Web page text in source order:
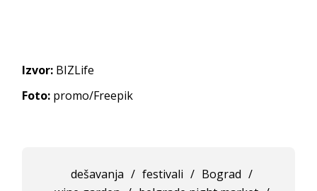
Izvor: BIZLife
Foto: promo/Freepik
dešavanja / festivali / Bograd /